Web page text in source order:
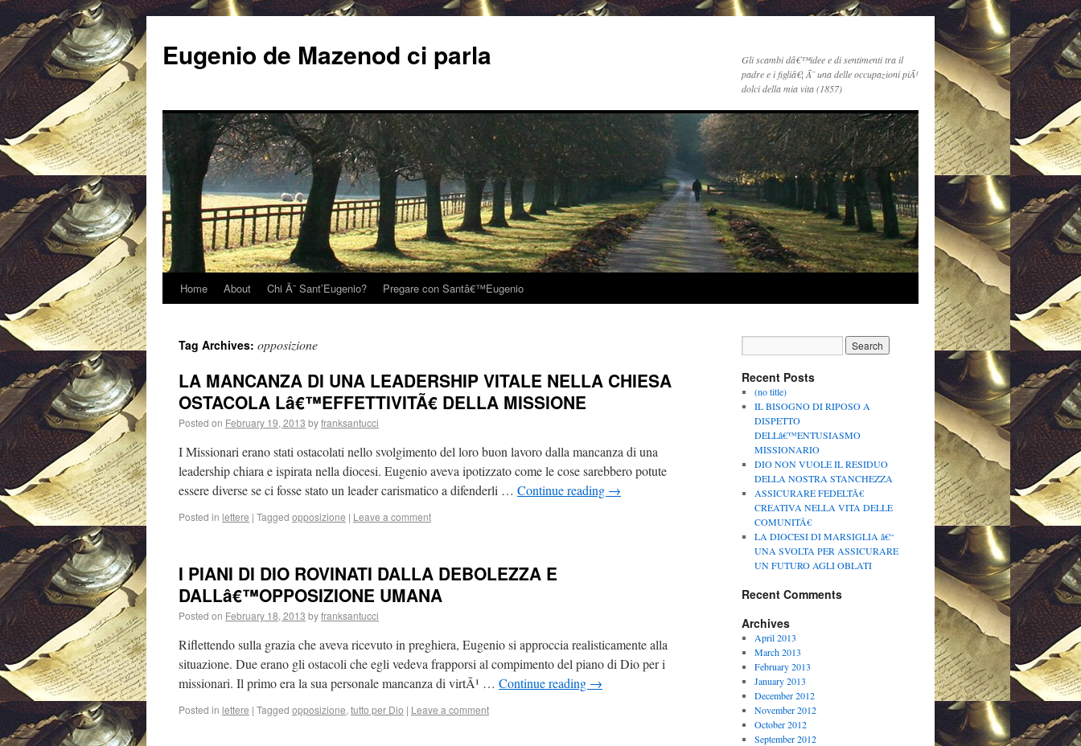
Eugenio de Mazenod ci parla
Gli scambi dâ€™idee e di sentimenti tra il
padre e i figliâ€¦ Ã¨ una delle occupazioni piÃ¹
dolci della mia vita (1857)
Home About Chi Ã¨ Sant’Eugenio? Pregare con Santâ€™Eugenio
Tag Archives: opposizione
LA MANCANZA DI UNA LEADERSHIP VITALE NELLA CHIESA
OSTACOLA Lâ€™EFFETTIVITÃ€ DELLA MISSIONE
Posted on February 19, 2013 byfranksantucci
I Missionari erano stati ostacolati nello svolgimento del loro buon lavoro dalla mancanza di una
leadership chiara e ispirata nella diocesi. Eugenio aveva ipotizzato come le cose sarebbero potute
essere diverse se ci fosse stato un leader carismatico a difenderli … Continue reading →
Posted in lettere | Tagged opposizione | Leave a comment
I PIANI DI DIO ROVINATI DALLA DEBOLEZZA E
DALLâ€™OPPOSIZIONE UMANA
Posted on February 18, 2013 byfranksantucci
Riflettendo sulla grazia che aveva ricevuto in preghiera, Eugenio si approccia realisticamente alla
situazione. Due erano gli ostacoli che egli vedeva frapporsi al compimento del piano di Dio per i
missionari. Il primo era la sua personale mancanza di virtÃ¹ … Continue reading →
Posted in lettere | Tagged opposizione, tutto per Dio | Leave a comment
Recent Posts
(no title)
IL BISOGNO DI RIPOSO A
DISPETTO
DELLâ€™ENTUSIASMO
MISSIONARIO
DIO NON VUOLE IL RESIDUO
DELLA NOSTRA STANCHEZZA
ASSICURARE FEDELTÃ€
CREATIVA NELLA VITA DELLE
COMUNITÃ€
LA DIOCESI DI MARSIGLIA â€“
UNA SVOLTA PER ASSICURARE
UN FUTURO AGLI OBLATI
Recent Comments
Archives
April 2013
March 2013
February 2013
January 2013
December 2012
November 2012
October 2012
September 2012